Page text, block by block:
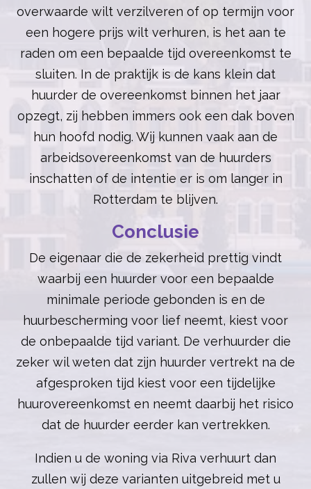
overwaarde wilt verzilveren of op termijn voor
een hogere prijs wilt verhuren, is het aan te
raden om een bepaalde tijd overeenkomst te
sluiten. In de praktijk is de kans klein dat
huurder de overeenkomst binnen het jaar
opzegt, zij hebben immers ook een dak boven
hun hoofd nodig. Wij kunnen vaak aan de
arbeidsovereenkomst van de huurders
inschatten of de intentie er is om langer in
Rotterdam te blijven.
Conclusie
De eigenaar die de zekerheid prettig vindt
waarbij een huurder voor een bepaalde
minimale periode gebonden is en de
huurbescherming voor lief neemt, kiest voor
de onbepaalde tijd variant. De verhuurder die
zeker wil weten dat zijn huurder vertrekt na de
afgesproken tijd kiest voor een tijdelijke
huurovereenkomst en neemt daarbij het risico
dat de huurder eerder kan vertrekken.
Indien u de woning via Riva verhuurt dan
zullen wij deze varianten uitgebreid met u